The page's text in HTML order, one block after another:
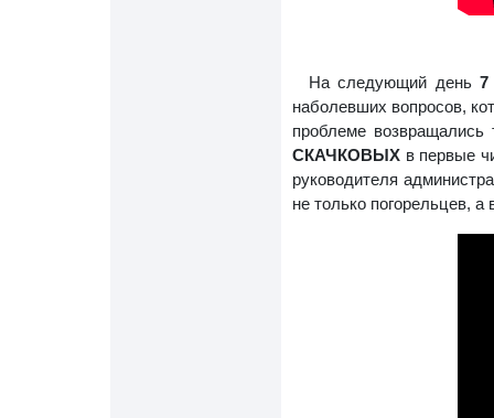
На следующий день7
наболевших вопросов,
проблеме возвращались
СКАЧКОВЫХ в первые
руководителя
не только погорельцев,